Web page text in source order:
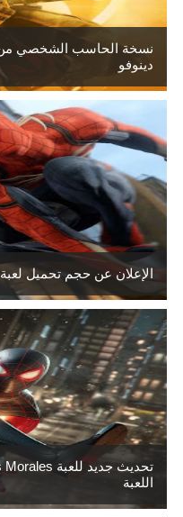
دينوفو
الإعلان عن حجم تحميل لعبة Spider Man
اللعبة